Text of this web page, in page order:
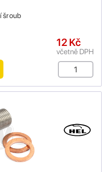
šroub
12 Kč
včetně DPH